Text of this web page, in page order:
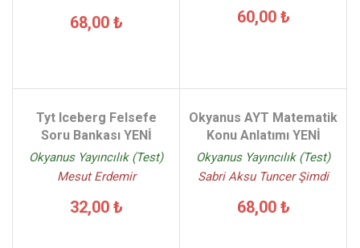
68,00 ₺ 60,00 ₺
Tyt Iceberg Felsefe
Soru Bankası YENİ
Okyanus Yayıncılık (Test)
Mesut Erdemir
32,00 ₺
Okyanus AYT Matematik
Konu Anlatımı YENİ
Okyanus Yayıncılık (Test)
Sabri Aksu Tuncer Şimdi
68,00 ₺